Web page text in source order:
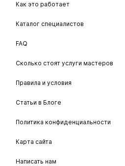
Как это работает
Каталог специалистов
FAQ
Сколько стоят услуги мастеров
Правила и условия
Статьи в Блоге
Политика конфиденциальности
Карта сайта
Написать нам